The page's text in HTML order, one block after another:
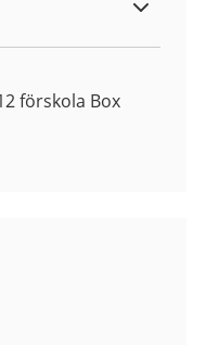
förskola Box